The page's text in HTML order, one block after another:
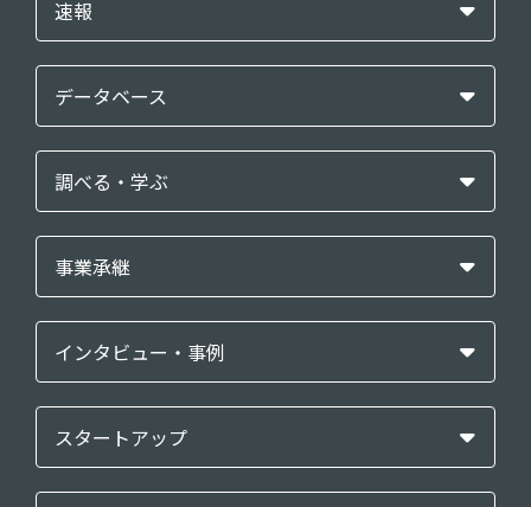
速報
データベース
調べる・学ぶ
事業承継
インタビュー・事例
スタートアップ